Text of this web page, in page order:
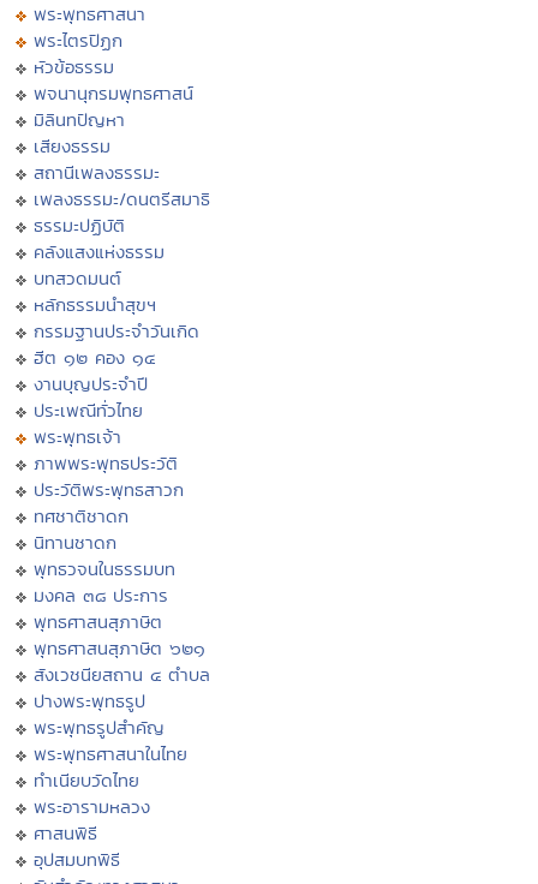
พระพุทธศาสนา
พระไตรปิฏก
หัวข้อธรรม
พจนานุกรมพุทธศาสน์
มิลินทปัญหา
เสียงธรรม
สถานีเพลงธรรมะ
เพลงธรรมะ/ดนตรีสมาธิ
ธรรมะปฏิบัติ
คลังแสงแห่งธรรม
บทสวดมนต์
หลักธรรมนำสุขฯ
กรรมฐานประจำวันเกิด
ฮีต ๑๒ คอง ๑๔
งานบุญประจำปี
ประเพณีทั่วไทย
พระพุทธเจ้า
ภาพพระพุทธประวัติ
ประวัติพระพุทธสาวก
ทศชาติชาดก
นิทานชาดก
พุทธวจนในธรรมบท
มงคล ๓๘ ประการ
พุทธศาสนสุภาษิต
พุทธศาสนสุภาษิต ๖๒๑
สังเวชนียสถาน ๔ ตำบล
ปางพระพุทธรูป
พระพุทธรูปสำคัญ
พระพุทธศาสนาในไทย
ทำเนียบวัดไทย
พระอารามหลวง
ศาสนพิธี
อุปสมบทพิธี